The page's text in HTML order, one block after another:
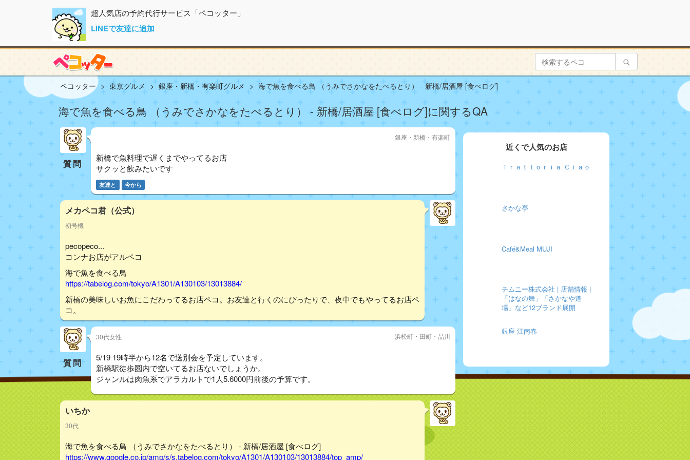
超人気店の予約代行サービス「ペコッター」
LINEで友達に追加
ペコッター 東京グルメ 銀座・新橋・有楽町グルメ 海で魚を食べる鳥 （うみでさかなをたべるとり） - 新橋/居酒屋 [食べログ]
海で魚を食べる鳥 （うみでさかなをたべるとり） - 新橋/居酒屋 [食べログ]に関するQA
質問
銀座・新橋・有楽町
新橋で魚料理で遅くまでやってるお店
サクッと飲みたいです
友達と 今から
メカペコ君（公式）
初号機
pecopeco...
コンナお店がアルペコ
海で魚を食べる鳥
https://tabelog.com/tokyo/A1301/A130103/13013884/
新橋の美味しいお魚にこだわってるお店ペコ。お友達と行くのにぴったりで、夜中でもやってるお店ペ
コ。
質問
30代女性 浜松町・田町・品川
5/19 19時半から12名で送別会を予定しています。
新橋駅徒歩圏内で空いてるお店ないでしょうか。
ジャンルは肉魚系でアラカルトで1人5.6000円前後の予算です。
いちか
30代
海で魚を食べる鳥 （うみでさかなをたべるとり） - 新橋/居酒屋 [食べログ]
https://www.google.co.jp/amp/s/s.tabelog.com/tokyo/A1301/A130103/13013884/top_amp/
近くで人気のお店
Ｔｒａｔｔｏｒｉａ Ｃｉａｏ
さかな亭
Café&Meal MUJI
チムニー株式会社 | 店舗情報 |
「はなの舞」「さかなや道
場」など12ブランド展開
銀座 江南春